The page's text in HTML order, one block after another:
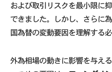
および取引リスクを最小限に
できました。しかし、さらに
国為替の変動要因を理解する必
外為相場の動きに影響を与え